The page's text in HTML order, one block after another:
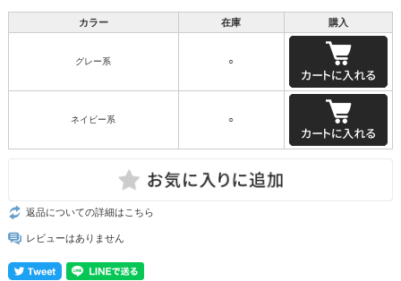
カラー 在庫 購入
グレー系 ○
ネイビー系 ○
返品についての詳細はこちら
レビューはありません